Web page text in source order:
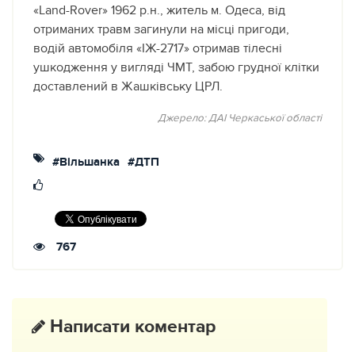
«Land-Rover» 1962 р.н., житель м. Одеса, вiд
отриманих травм загинули на мiсцi пригоди,
водiй автомобiля «IЖ-2717» отримав тiлеснi
ушкодження у виглядi ЧМТ, забою грудної клiтки
доставлений в Жашкiвську ЦРЛ.
Джерело: ДАІ Черкаської області
#Вільшанка #ДТП
767
Написати коментар